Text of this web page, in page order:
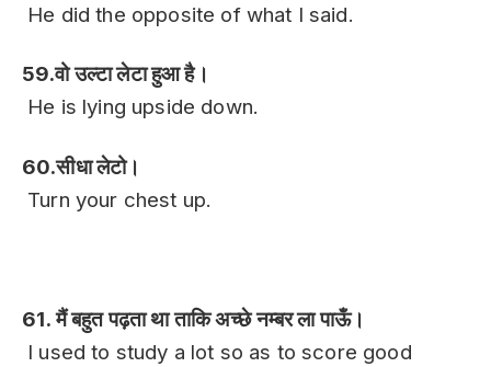
He did the opposite of what I said.
59.वो उल्टा लेटा हुआ है।
He is lying upside down.
60.सीधा लेटो।
Turn your chest up.
61. मैं बहुत पढ़ता था ताकि अच्छे नम्बर ला पाऊँ।
I used to study a lot so as to score good